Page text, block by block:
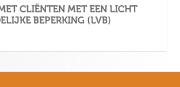
CLIËNTEN MET EEN LICHT
BEPERKING (LVB)